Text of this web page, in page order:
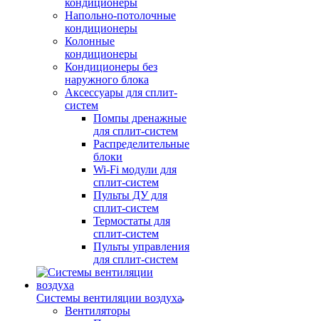
кондиционеры
Напольно-потолочные
кондиционеры
Колонные
кондиционеры
Кондиционеры без
наружного блока
Аксессуары для сплит-
систем
Помпы дренажные
для сплит-систем
Распределительные
блоки
Wi-Fi модули для
сплит-систем
Пульты ДУ для
сплит-систем
Термостаты для
сплит-систем
Пульты управления
для сплит-систем
Системы вентиляции воздуха
Вентиляторы